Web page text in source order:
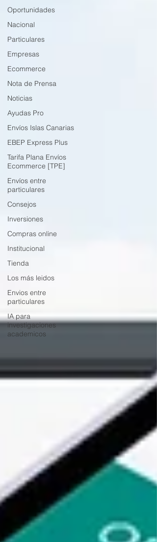
Oportunidades
Nacional
Particulares
Empresas
Ecommerce
Nota de Prensa
Noticias
Ayudas Pro
Envíos Islas Canarias
EBEP Express Plus
Tarifa Plana Envíos
Ecommerce [TPE]
Envíos entre
particulares
Consejos
Inversiones
Compras online
Institucional
Tienda
Los más leidos
Envios entre
particulares
IA para
investigaciones
academicos